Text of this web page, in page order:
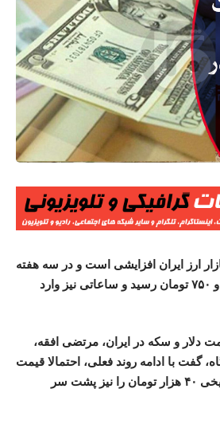
ارز ایران افزایشی است و در سه هفته
گذشته به رکورد ۳۶ هزار و ۷۵۰ تومان رسید و ساعاتی نیز وارد
دلار و سکه در ایران، مرتضی افقه،
گفت با ادامه روند فعلی، احتمالا قیمت
دلار در آذر ماه سقف تاریخی ۴۰ هزار تومان را نیز پشت سر